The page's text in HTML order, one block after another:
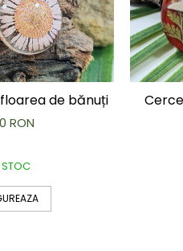
de bănuți
RON